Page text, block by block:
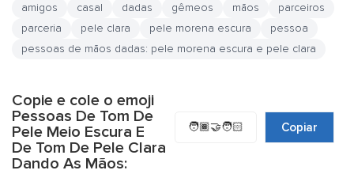
amigos casal dadas gêmeos mãos
parceiros
parceria
pele clara pele morena escura
pessoa
pessoas de mãos dadas: pele morena escura e pele clara
Copie e cole o emoji
Pessoas De Tom De
Pele Meio Escura E
De Tom De Pele Clara
Dando As Mãos:
🧑🏾‍🤝‍🧑🏻 Copiar